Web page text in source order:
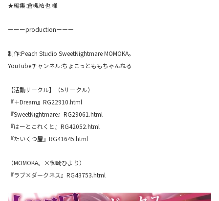
★編集:倉槻祐也 様
ーーーproductionーーー
制作:Peach Studio SweetNightmare MOMOKA。
YouTubeチャンネル:ちょこっとももちゃんねる
【活動サークル】（5サークル）
『＋Dream』RG22910.html
『SweetNightmare』RG29061.html
『はーとこれくと』RG42052.html
『たいくつ屋』RG41645.html
（MOMOKA。×御崎ひより）
『ラブ×ダークネス』RG43753.html